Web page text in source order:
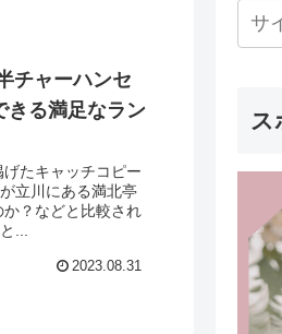
チャーハンセ
きる満足なラン
たキャッチコピー
立川にある満北亭
？などと比較され
...
2023.08.31
ス